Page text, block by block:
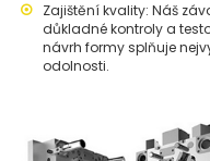
Zajištění kvality: Náš
důkladné kontroly a
návrh formy splňuje
odolnosti.